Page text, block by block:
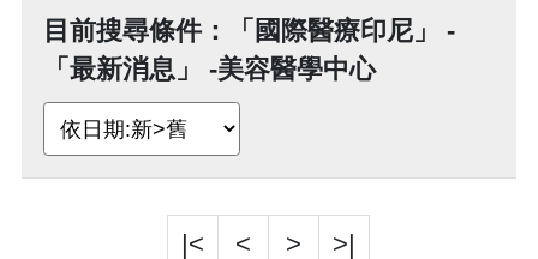
目前搜尋條件：「國際醫療印尼」 -
「最新消息」 -美容醫學中心
|< < > >|